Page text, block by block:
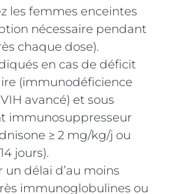
les femmes enceintes
nécessaire pendant
chaque dose).
en cas de déficit
(immunodéficience
avancé) et sous
immunosuppresseur
≥ 2 mg/kg/j ou
jours).
un délai d’au moins
immunoglobulines ou